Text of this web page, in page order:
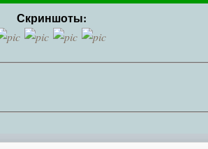
Скриншоты: